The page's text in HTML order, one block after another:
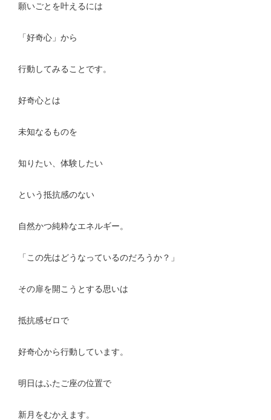
願いごとを叶えるには
「好奇心」から
行動してみることです。
好奇心とは
未知なるものを
知りたい、体験したい
という抵抗感のない
自然かつ純粋なエネルギー。
「この先はどうなっているのだろうか？」
その扉を開こうとする思いは
抵抗感ゼロで
好奇心から行動しています。
明日はふたご座の位置で
新月をむかえます。